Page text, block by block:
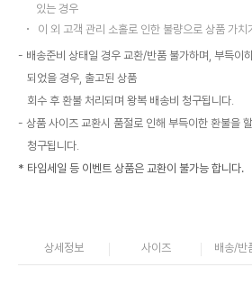
있는 경우
이 외 고객 관리 소홀로 인한 불량으로 상품 가치
배송준비 상태일 경우 교환/반품 불가하며, 부득이
되었을 경우, 출고된 상품
회수 후 환불 처리되며 왕복 배송비 청구됩니다.
상품 사이즈 교환시 품절로 인해 부득이한 환불을
청구됩니다.
* 타임세일 등 이벤트 상품은 교환이 불가능 합니다.
상세정보 사이즈 배송/반